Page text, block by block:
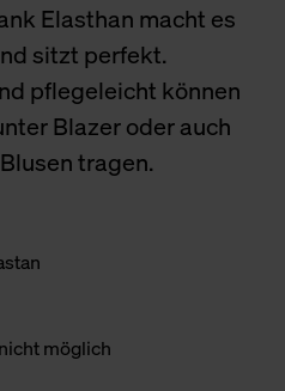
Elasthan macht es
sitzt perfekt.
pflegeleicht können
Blazer oder auch
tragen.
möglich